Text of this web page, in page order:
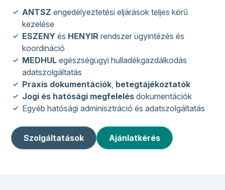
ANTSZ engedélyeztetési eljárások teljes körű
kezelése
ESZENY és HENYIR rendszer ügyintézés és
koordináció
MEDHUL egészségügyi hulladékgazdálkodás
adatszolgáltatás
Praxis dokumentációk, betegtájékoztatók
Jogi és hatósági megfelelés dokumentációk
Egyéb hatósági adminisztráció és adatszolgáltatás
Szolgáltatások Ajánlatkérés